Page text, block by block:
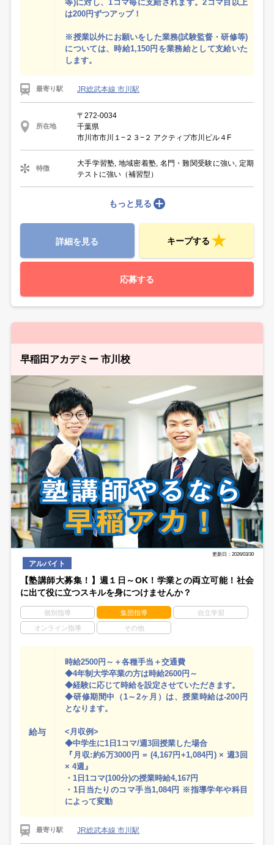
等)に対し、1コマ毎に支給されます。2コマ目以上
は200円ずつアップ！
※授業以外にお願いをした業務(試験監督・研修等)
については、時給1,150円を業務給として支給いた
します。
最寄り駅 JR総武本線 市川駅
所在地
〒272-0034
千葉県
市川市市川１−２３−２ アクティブ市川ビル４F
特徴
大手学習塾, 地域密着塾, 名門・難関受験に強い, 定期
テストに強い（補習型）
もっと見る
詳細を見る キープする
応募する
早稲田アカデミー 市川校
更新日：2026/03/30
アルバイト
【塾講師大募集！】週１日～OK！学業との両立可能！社会
に出て役に立つスキルを身につけませんか？
個別指導 集団指導 自立学習
オンライン指導 その他
給与
時給2500円～＋各種手当＋交通費
◆4年制大学卒業の方は時給2600円～
◆経験に応じて時給を設定させていただきます。
◆研修期間中（1～2ヶ月）は、授業時給は-200円
となります。
<月収例>
◆中学生に1日1コマ/週3回授業した場合
『月収:約6万3000円 = (4,167円+1,084円) × 週3回
× 4週』
・1日1コマ(100分)の授業時給4,167円
・1日当たりのコマ手当1,084円 ※指導学年や科目
によって変動
最寄り駅 JR総武本線 市川駅